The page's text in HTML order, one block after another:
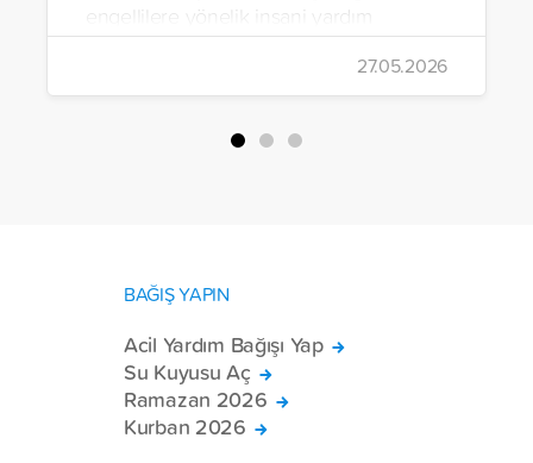
engellilere yönelik insani yardım
çalışmalarını aralıksız sürdürüyor. Vakıf,
yürütülen son projeyle Suriye’nin Şam,
Halep, Hama, Humus ve İdlib
bölgelerinde zor şartlarda yaşayan
27.05.2026
BAĞIŞ YAPIN
Acil Yardım Bağışı Yap
Su Kuyusu Aç
Ramazan 2026
Kurban 2026